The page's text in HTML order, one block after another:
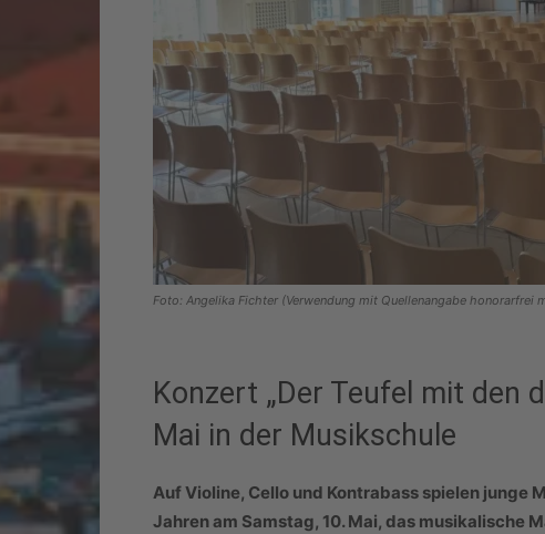
Foto: Angelika Fichter (Verwendung mit Quellenangabe honorarfrei
Konzert „Der Teufel mit den
Mai in der Musikschule
Auf Violine, Cello und Kontrabass spielen junge
Jahren am Samstag, 10. Mai, das musikalische